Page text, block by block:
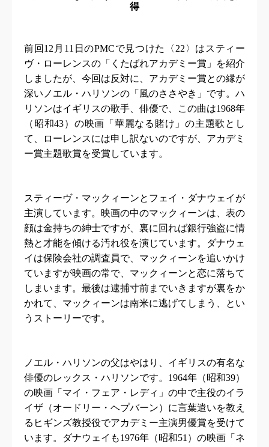
得
前回 12 月 11 日のPMCで見つけた〈 22 〉はスティー
ヴ・ローレンスの「くたばれアカデミー賞」を紹介
しましたが、今回は反対に、アカデミー賞との縁が
深いノエル・ハリソンの「風のささやき」です。ハ
リソンはイギリスの歌手、俳優で、この曲は1968年
（昭和43）の映画「華麗なる賭け」の主題歌とし
て、ローレンスには申し訳ないのですが、アカデミ
ー賞主題歌賞を受賞しています。
スティーヴ・マックィーンとフェイ・ダナウェイが
主演しています。映画の中のマックィーンは、表の
顔は金持ちの紳士ですが、裏に回れば銀行強盗に情
熱と才能を傾ける汚れ役を演じています。ダナウェ
イは保険会社の調査員で、マックィーンを追いかけ
ていますが映画の常で、マックィーンと恋に落ちて
しまいます。最後は逮捕寸前までいきますが裏をか
かれて、マックィーンは南米に逃げてしまう、とい
うストーリーです。
ノエル・ハリソンの父はやはり、イギリスの有名な
俳優のレックス・ハリソンです。 1964年（昭和39）
の映画「マイ・フェア・レディ」の中で主役のイラ
イザ（オードリー・ヘプバーン）に言葉遣いを教え
るヒギンズ教授役でアカデミー主演男優賞を受けて
います。ダナウェイも1976年（昭和51 ）の映画「ネ